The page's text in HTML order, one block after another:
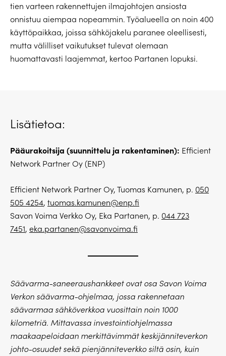
tien varteen rakennettujen ilmajohtojen ansiosta
onnistuu aiempaa nopeammin. Työalueella on noin 400
käyttöpaikkaa, joissa sähköjakelu paranee oleellisesti,
mutta välilliset vaikutukset tulevat olemaan
huomattavasti laajemmat, kertoo Partanen lopuksi.
Lisätietoa:
Pääurakoitsija (suunnittelu ja rakentaminen): Efficient
Network Partner Oy (ENP)
Efficient Network Partner Oy, Tuomas Kamunen, p. 050
505 4254, tuomas.kamunen@enp.fi
Savon Voima Verkko Oy, Eka Partanen, p. 044 723
7451, eka.partanen@savonvoima.fi
Säävarma-saneeraushankkeet ovat osa Savon Voima
Verkon säävarma-ohjelmaa, jossa rakennetaan
säävarmaa sähköverkkoa vuosittain noin 1000
kilometriä. Mittavassa investointiohjelmassa
maakaapeloidaan merkittävimmät keskijänniteverkon
johto-osuudet sekä pienjänniteverkko siltä osin, kuin